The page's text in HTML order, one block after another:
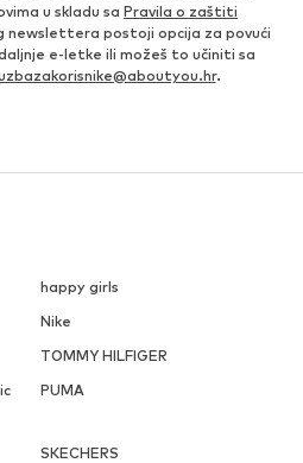
u skladu sa Pravila o zaštiti
newslettera postoji opcija za povući
e-letke ili možeš to učiniti sa
.
happy girls
Nike
TOMMY HILFIGER
PUMA
SKECHERS